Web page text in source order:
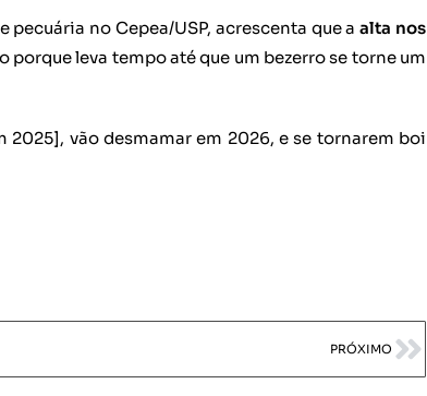
pecuária no Cepea/USP, acrescenta que aalta nos
porque leva tempo até que um bezerro se torne um
2025], vão desmamar em 2026, e se tornarem boi
PRÓXIMO